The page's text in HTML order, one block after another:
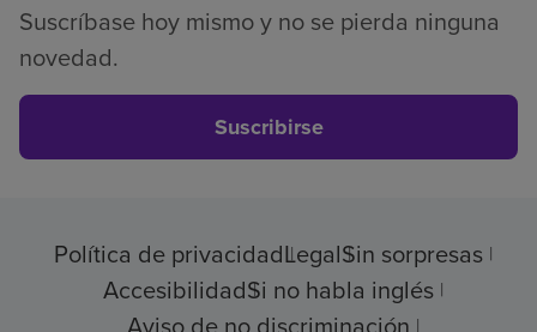
Suscríbase hoy mismo y no se pierda ninguna
novedad.
Suscribirse
Política de privacidadLegalSin sorpresas
AccesibilidadSi no habla inglés